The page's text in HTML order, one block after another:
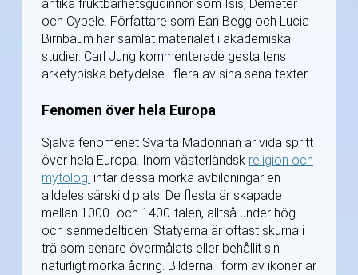
antika fruktbarhetsgudinnor som Isis, Demeter
och Cybele. Författare som Ean Begg och Lucia
Birnbaum har samlat materialet i akademiska
studier. Carl Jung kommenterade gestaltens
arketypiska betydelse i flera av sina sena texter.
Fenomen över hela Europa
Själva fenomenet Svarta Madonnan är vida spritt
över hela Europa. Inom västerländsk religion och
mytologi intar dessa mörka avbildningar en
alldeles särskild plats. De flesta är skapade
mellan 1000- och 1400-talen, alltså under hög-
och senmedeltiden. Statyerna är oftast skurna i
trä som senare övermålats eller behållit sin
naturligt mörka ådring. Bilderna i form av ikoner är